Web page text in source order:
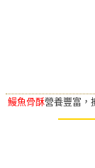
鰻魚骨酥營養豐富，